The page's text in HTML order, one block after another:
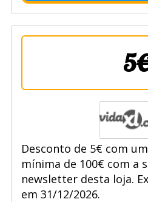
5€
Desconto de 5€ com
mínima de 100€ com a
newsletter desta loja.
em 31/12/2026.